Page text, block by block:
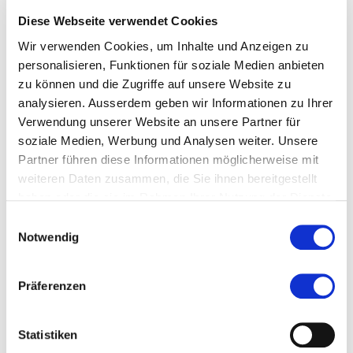
Diese Webseite verwendet Cookies
Wir verwenden Cookies, um Inhalte und Anzeigen zu
personalisieren, Funktionen für soziale Medien anbieten
zu können und die Zugriffe auf unsere Website zu
analysieren. Ausserdem geben wir Informationen zu Ihrer
Verwendung unserer Website an unsere Partner für
soziale Medien, Werbung und Analysen weiter. Unsere
Partner führen diese Informationen möglicherweise mit
weiteren Daten zusammen, die Sie ihnen bereitgestellt
Notwendig
Präferenzen
Statistiken
werden kann. Andererseits, ob sich vorhandenes
Misstrauen reduzieren lässt. Speziell die
Misstrauensreduktion ist noch wenig erforscht. Im
Rahmen der Arbeit gelingt es ihr aufzuzeigen, dass
sich mit geeigneten Massnahmen (sie untersucht
dafür die Abgabe von Rechenschaften in
unterschiedlicher Form) Misstrauen reduzieren lässt.
Nicht nur inhaltlich liest sich die Arbeit spannend, sie
ist auch methodisch (mittels einer Vignettenstudie)